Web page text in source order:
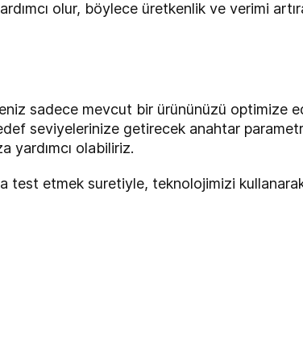
olur, böylece üretkenlik ve verimi
sadece mevcut bir ürününüzü optimize
seviyelerinize getirecek anahtar
yardımcı olabiliriz.
test etmek suretiyle, teknolojimizi